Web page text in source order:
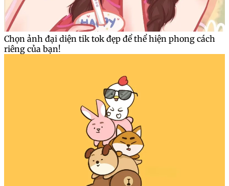
Chọn ảnh đại diện tik tok đẹp để thể hiện phong cách
riêng của bạn!